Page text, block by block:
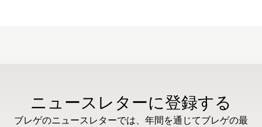
ニュースレターに登録する
ブレゲのニュースレターでは、年間を通じてブレゲの最